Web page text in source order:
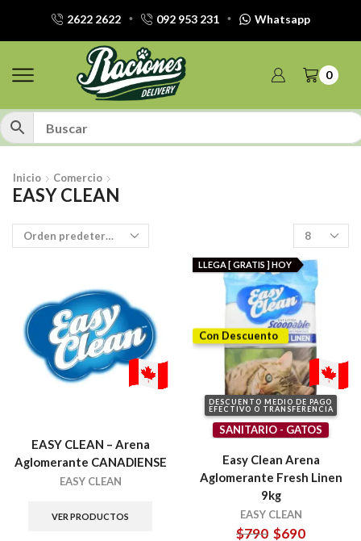
2622 2622 092 953 231 Whatsapp
0
Inicio Comercio
EASY CLEAN
Productos
por
pagina
EASY CLEAN – Arena
Aglomerante CANADIENSE
EASY CLEAN
VER PRODUCTOS
DESCUENTO MEDIO DE PAGO
EFECTIVO O TRANSFERENCIA
Con Descuento
LLEGA [ GRATIS ] HOY
SANITARIO - GATOS
Easy Clean Arena
Aglomerante Fresh Linen
9kg
EASY CLEAN
$790 El
$690El